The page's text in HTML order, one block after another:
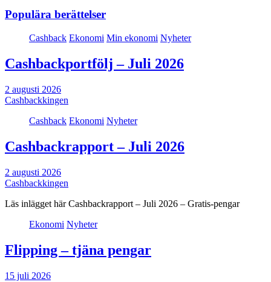
Populära berättelser
Cashback Ekonomi Min ekonomi Nyheter
Cashbackportfölj – Juli 2026
2 augusti 2026
Cashbackkingen
Cashback Ekonomi Nyheter
Cashbackrapport – Juli 2026
2 augusti 2026
Cashbackkingen
Läs inlägget här Cashbackrapport – Juli 2026 – Gratis-pengar
Ekonomi Nyheter
Flipping – tjäna pengar
15 juli 2026